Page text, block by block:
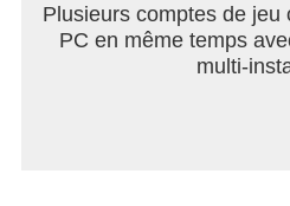
Plusieurs comptes de jeu
PC en même temps
multi-